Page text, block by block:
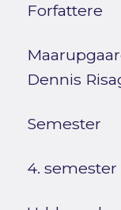
Forfattere
Dennis
Semester
4. semester